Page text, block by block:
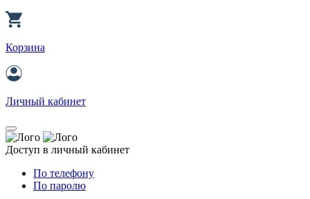
Корзина
Личный кабинет
Доступ в личный кабинет
По телефону
По паролю